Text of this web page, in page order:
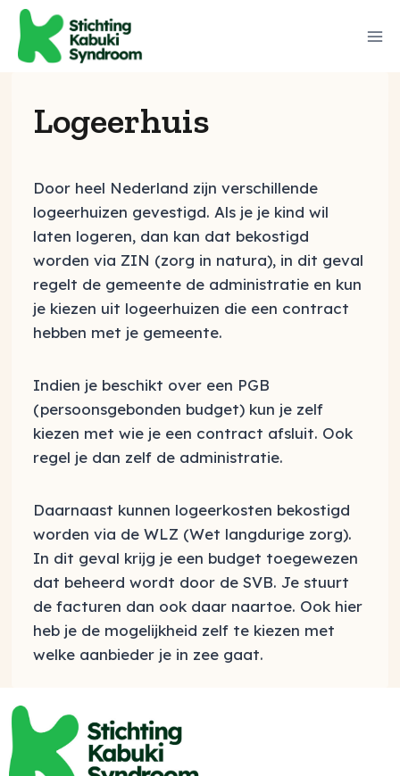
Logeerhuis
Door heel Nederland zijn verschillende
logeerhuizen gevestigd. Als je je kind wil
laten logeren, dan kan dat bekostigd
worden via ZIN (zorg in natura), in dit geval
regelt de gemeente de administratie en kun
je kiezen uit logeerhuizen die een contract
hebben met je gemeente.
Indien je beschikt over een PGB
(persoonsgebonden budget) kun je zelf
kiezen met wie je een contract afsluit. Ook
regel je dan zelf de administratie.
Daarnaast kunnen logeerkosten bekostigd
worden via de WLZ (Wet langdurige zorg).
In dit geval krijg je een budget toegewezen
dat beheerd wordt door de SVB. Je stuurt
de facturen dan ook daar naartoe. Ook hier
heb je de mogelijkheid zelf te kiezen met
welke aanbieder je in zee gaat.